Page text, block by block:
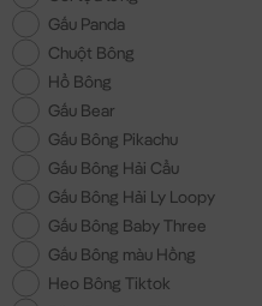
Gấu Panda
Chuột Bông
Hổ Bông
Gấu Bear
Gấu Bông Pikachu
Gấu Bông Hải Cẩu
Gấu Bông Hải Ly Loopy
Gấu Bông Baby Three
Gấu Bông màu Hồng
Heo Bông Tiktok